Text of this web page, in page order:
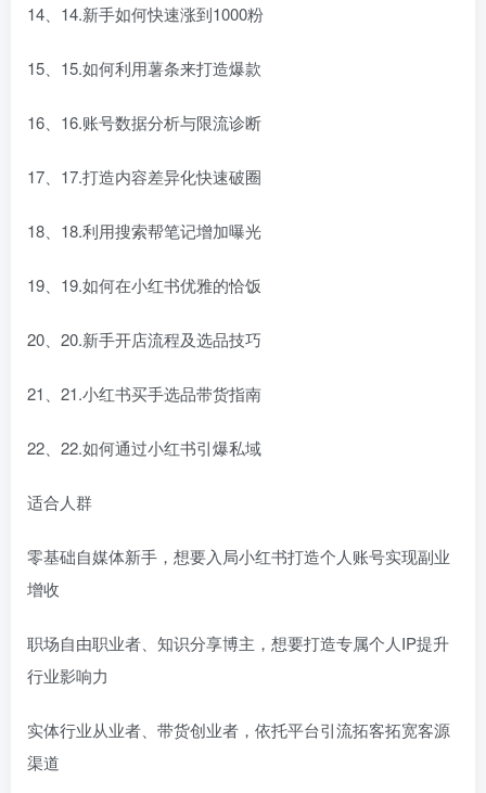
14、14.新手如何快速涨到1000粉
15、15.如何利用薯条来打造爆款
16、16.账号数据分析与限流诊断
17、17.打造内容差异化快速破圈
18、18.利用搜索帮笔记增加曝光
19、19.如何在小红书优雅的恰饭
20、20.新手开店流程及选品技巧
21、21.小红书买手选品带货指南
22、22.如何通过小红书引爆私域
适合人群
零基础自媒体新手，想要入局小红书打造个人账号实现副业
增收
职场自由职业者、知识分享博主，想要打造专属个人IP提升
行业影响力
实体行业从业者、带货创业者，依托平台引流拓客拓宽客源
渠道